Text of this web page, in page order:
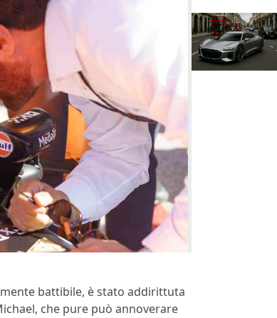
battibile, è stato addirittuta
che pure può annoverare